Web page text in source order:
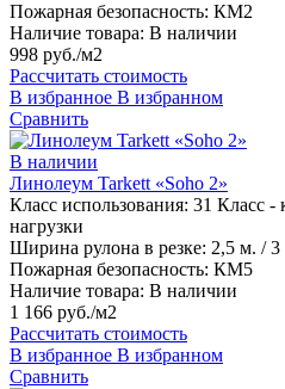
Пожарная безопасность: КМ2
Наличие товара: В наличии
998 руб./м2
Рассчитать стоимость
В избранное В избранном
Сравнить
В наличии
Линолеум Tarkett «Soho 2»
Класс использования: 31 Класс -
нагрузки
Ширина рулона в резке: 2,5 м. /
Пожарная безопасность: КМ5
Наличие товара: В наличии
1 166 руб./м2
Рассчитать стоимость
В избранное В избранном
Сравнить